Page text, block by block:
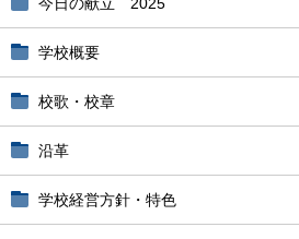
学校概要
校歌・校章
沿革
学校経営方針・特色